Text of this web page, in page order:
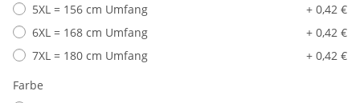
5XL = 156 cm Umfang
+ 0,42 €
6XL = 168 cm Umfang
+ 0,42 €
7XL = 180 cm Umfang
+ 0,42 €
Farbe